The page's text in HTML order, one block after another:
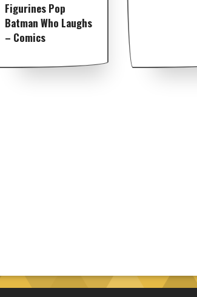
Figurines Pop
Batman Who Laughs
– Comics